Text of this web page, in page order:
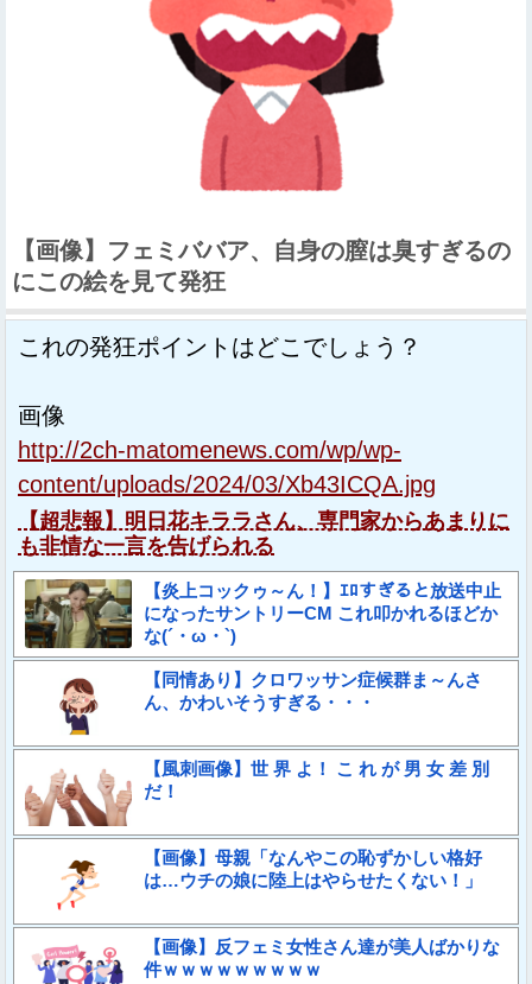
【画像】フェミババア、自身の膣は臭すぎるの
にこの絵を見て発狂
これの発狂ポイントはどこでしょう？
画像
http://2ch-matomenews.com/wp/wp-
content/uploads/2024/03/Xb43ICQA.jpg
【超悲報】明日花キララさん、専門家からあまりに
も非情な一言を告げられる
【炎上コックゥ～ん！】ｴﾛすぎると放送中止
になったサントリーCM これ叩かれるほどか
な(´・ω・`)
【同情あり】クロワッサン症候群ま～んさ
ん、かわいそうすぎる・・・
【風刺画像】世 界 よ！ こ れ が 男 女 差 別
だ！
【画像】母親「なんやこの恥ずかしい格好
は…ウチの娘に陸上はやらせたくない！」
【画像】反フェミ女性さん達が美人ばかりな
件ｗｗｗｗｗｗｗｗｗ